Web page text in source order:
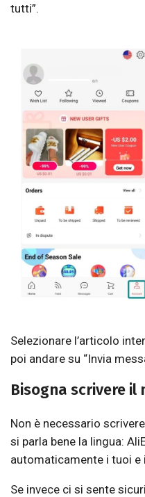
tutti”.
Selezionare l’articolo
poi andare su “Invia
Bisogna scrivere il
Non è necessario
si parla bene la lingua:
automaticamente i tuoi e
Se invece ci si sente